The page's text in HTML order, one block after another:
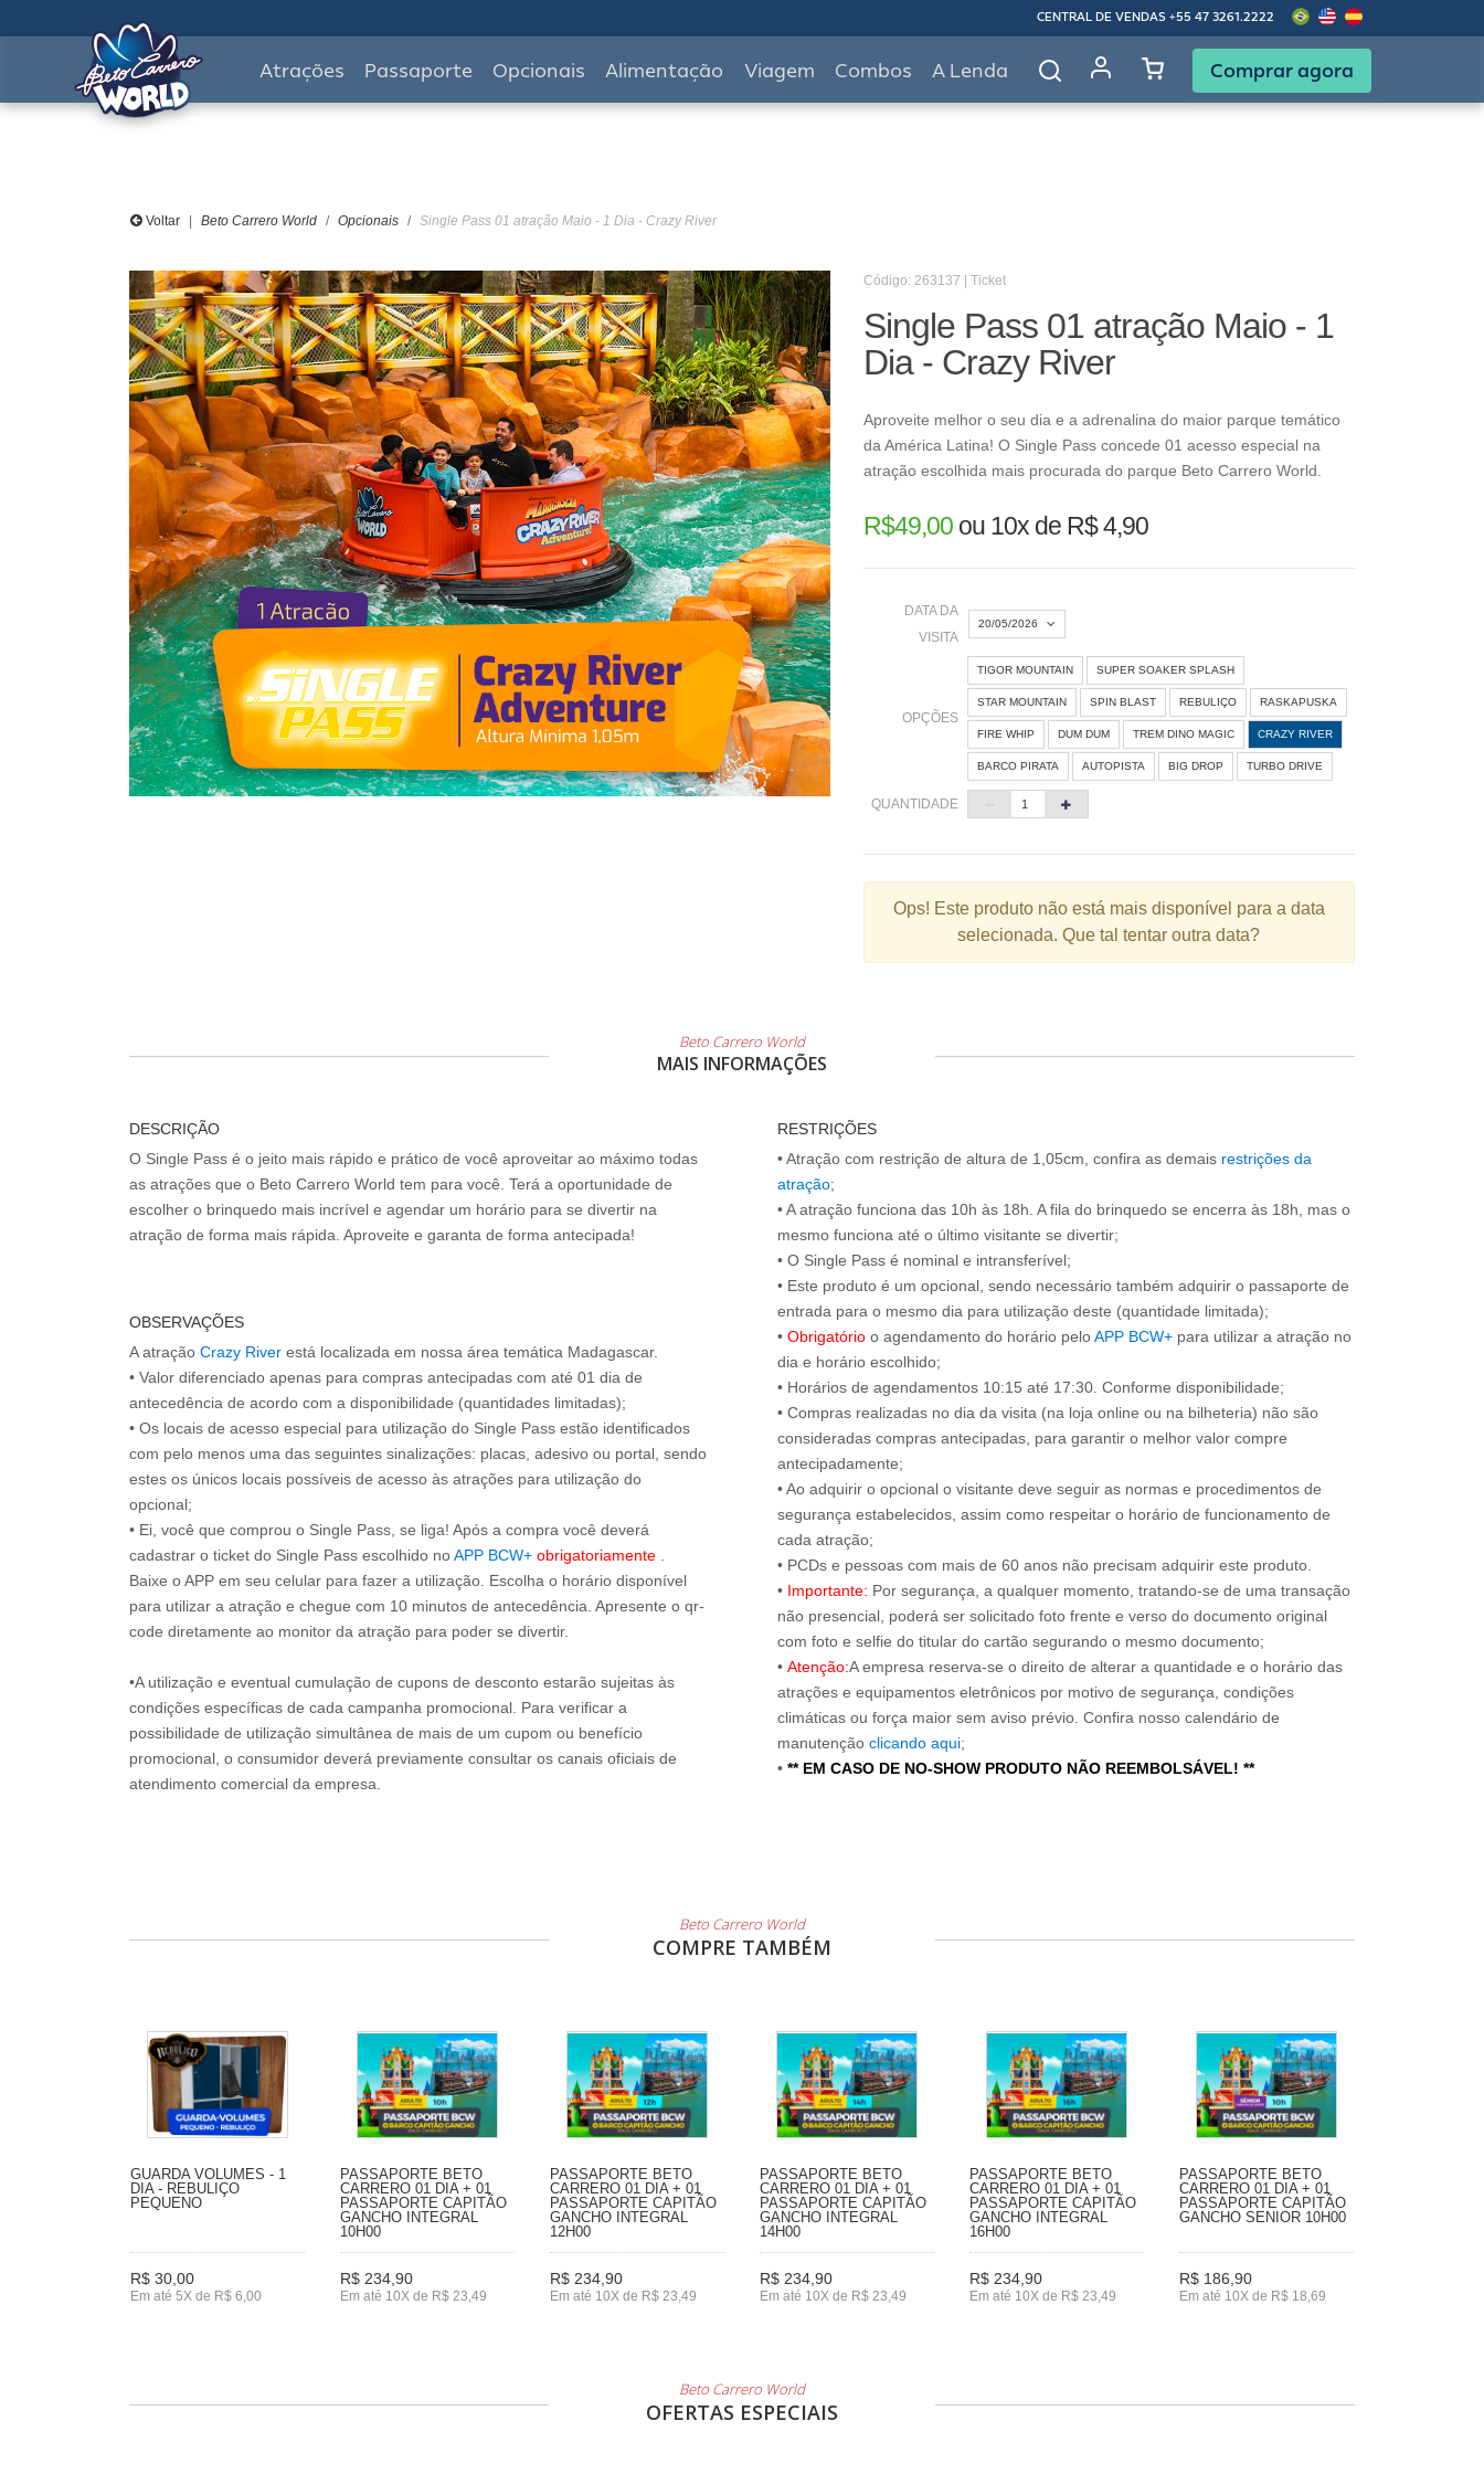
CENTRAL DE VENDAS +55 47 3261.2222
Atrações Passaporte Opcionais Alimentação Viagem Combos A Lenda Comprar agora
Voltar Beto Carrero World Opcionais Single Pass 01 atração Maio - 1 Dia - Crazy River
Código: 263137 | Ticket
Single Pass 01 atração Maio - 1
Dia - Crazy River
Aproveite melhor o seu dia e a adrenalina do maior parque temático
da América Latina! O Single Pass concede 01 acesso especial na
atração escolhida mais procurada do parque Beto Carrero World.
R$49,00ou 10x de R$ 4,90
DATA DA
VISITA
20/05/2026
« Agosto 2026 »
D S Q Q S S
1
24 25
30 31
OPÇÕES
TIGOR MOUNTAIN SUPER SOAKER SPLASH
STAR MOUNTAIN SPIN BLAST REBULIÇO RASKAPUSKA
FIRE WHIP DUM DUM TREM DINO MAGIC CRAZY RIVER
BARCO PIRATA AUTOPISTA BIG DROP TURBO DRIVE
QUANTIDADE
Ops! Este produto não está mais disponível para a data
selecionada. Que tal tentar outra data?
Beto Carrero World
MAIS INFORMAÇÕES
DESCRIÇÃO
O Single Pass é o jeito mais rápido e prático de você aproveitar ao máximo todas
as atrações que o Beto Carrero World tem para você. Terá a oportunidade de
escolher o brinquedo mais incrível e agendar um horário para se divertir na
atração de forma mais rápida. Aproveite e garanta de forma antecipada!
OBSERVAÇÕES
A atração Crazy River está localizada em nossa área temática Madagascar.
• Valor diferenciado apenas para compras antecipadas com até 01 dia de
antecedência de acordo com a disponibilidade (quantidades limitadas);
• Os locais de acesso especial para utilização do Single Pass estão identificados
com pelo menos uma das seguintes sinalizações: placas, adesivo ou portal, sendo
estes os únicos locais possíveis de acesso às atrações para utilização do
opcional;
• Ei, você que comprou o Single Pass, se liga! Após a compra você deverá
cadastrar o ticket do Single Pass escolhido noAPP BCW+ obrigatoriamente
Baixe o APP em seu celular para fazer a utilização. Escolha o horário disponível
para utilizar a atração e chegue com 10 minutos de antecedência. Apresente o qr-
code diretamente ao monitor da atração para poder se divertir.
•A utilização e eventual cumulação de cupons de desconto estarão sujeitas às
condições específicas de cada campanha promocional. Para verificar a
possibilidade de utilização simultânea de mais de um cupom ou benefício
promocional, o consumidor deverá previamente consultar os canais oficiais de
atendimento comercial da empresa.
RESTRIÇÕES
• Atração com restrição de altura de 1,05cm, confira as demais restrições da
atração;
• A atração funciona das 10h às 18h. A fila do brinquedo se encerra às 18h, mas o
mesmo funciona até o último visitante se divertir;
• O Single Pass é nominal e intransferível;
• Este produto é um opcional, sendo necessário também adquirir o passaporte de
entrada para o mesmo dia para utilização deste (quantidade limitada);
• Obrigatório o agendamento do horário peloAPP BCW+ para utilizar a atração no
dia e horário escolhido;
• Horários de agendamentos 10:15 até 17:30. Conforme disponibilidade;
• Compras realizadas no dia da visita (na loja online ou na bilheteria) não são
consideradas compras antecipadas, para garantir o melhor valor compre
antecipadamente;
• Ao adquirir o opcional o visitante deve seguir as normas e procedimentos de
segurança estabelecidos, assim como respeitar o horário de funcionamento de
cada atração;
• PCDs e pessoas com mais de 60 anos não precisam adquirir este produto.
• Importante: Por segurança, a qualquer momento, tratando-se de uma transação
não presencial, poderá ser solicitado foto frente e verso do documento original
com foto e selfie do titular do cartão segurando o mesmo documento;
• Atenção:A empresa reserva-se o direito de alterar a quantidade e o horário das
atrações e equipamentos eletrônicos por motivo de segurança, condições
climáticas ou força maior sem aviso prévio. Confira nosso calendário de
manutenção clicando aqui;
• ** EM CASO DE NO-SHOW PRODUTO NÃO REEMBOLSÁVEL! **
Beto Carrero World
COMPRE TAMBÉM
GUARDA VOLUMES - 1
DIA - REBULIÇO
PEQUENO
R$ 30,00
Em até 5X de R$ 6,00
PASSAPORTE BETO
CARRERO 01 DIA + 01
PASSAPORTE CAPITÃO
GANCHO INTEGRAL
10H00
R$ 234,90
Em até 10X de R$ 23,49
PASSAPORTE BETO
CARRERO 01 DIA + 01
PASSAPORTE CAPITÃO
GANCHO INTEGRAL
12H00
R$ 234,90
Em até 10X de R$ 23,49
PASSAPORTE BETO
CARRERO 01 DIA + 01
PASSAPORTE CAPITÃO
GANCHO INTEGRAL
14H00
R$ 234,90
Em até 10X de R$ 23,49
PASSAPORTE BETO
CARRERO 01 DIA + 01
PASSAPORTE CAPITÃO
GANCHO INTEGRAL
16H00
R$ 234,90
Em até 10X de R$ 23,49
PASSAPORTE BETO
CARRERO 01 DIA + 01
PASSAPORTE CAPITÃO
GANCHO SENIOR 10H00
R$ 186,90
Em até 10X de R$ 18,69
Beto Carrero World
OFERTAS ESPECIAIS